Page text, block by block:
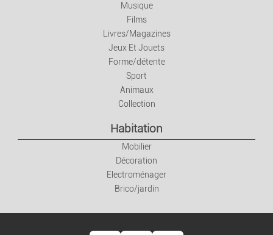
Musique
Films
Livres/Magazines
Jeux Et Jouets
Forme/détente
Sport
Animaux
Collection
Habitation
Mobilier
Décoration
Electroménager
Brico/jardin